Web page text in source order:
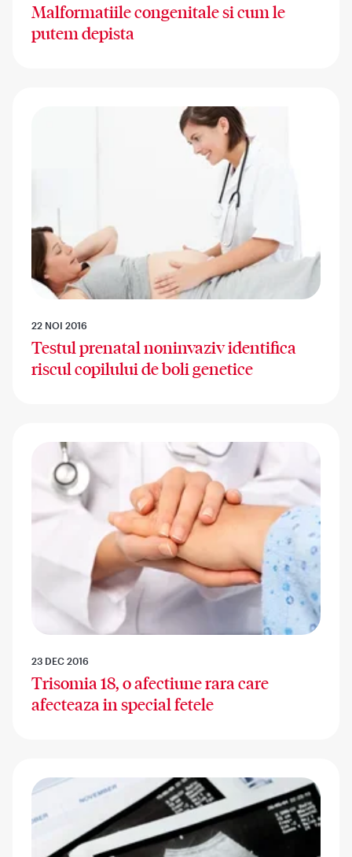
Malformatiile congenitale si cum le
putem depista
22 NOI 2016
Testul prenatal noninvaziv identifica
riscul copilului de boli genetice
23 DEC 2016
Trisomia 18, o afectiune rara care
afecteaza in special fetele